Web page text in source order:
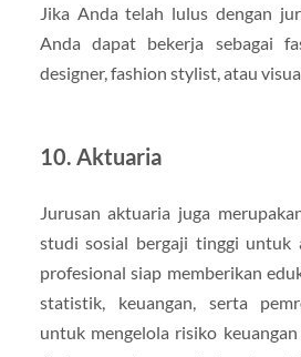
Jika Anda telah lulus dengan
Anda dapat bekerja sebagai
designer, fashion stylist, atau
10. Aktuaria
Jurusan aktuaria juga
studi sosial bergaji tinggi untuk
profesional siap memberikan
statistik, keuangan, serta
untuk mengelola risiko